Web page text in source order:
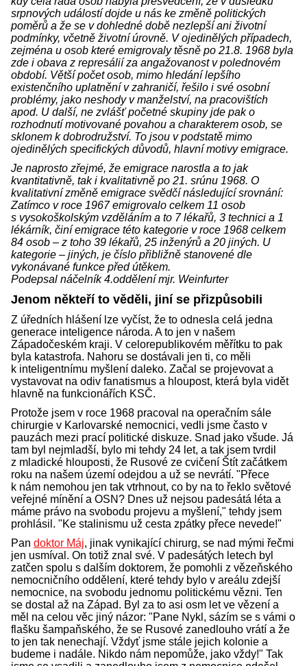
srpnových událostí dojde u nás ke změně politických
poměrů a že se v dohledné době nezlepší ani životní
podmínky, včetně životní úrovně. V ojedinělých případech,
zejména u osob které emigrovaly těsně po 21.8. 1968 byla
zde i obava z represálií za angažovanost v polednovém
období. Větší počet osob, mimo hledání lepšího
existenčního uplatnění v zahraničí, řešilo i své osobní
problémy, jako neshody v manželství, na pracovištích
apod. U další, ne zvlášť početné skupiny jde pak o
rozhodnutí motivované povahou a charakterem osob, se
sklonem k dobrodružství. To jsou v podstatě mimo
ojedinělých specifických důvodů, hlavní motivy emigrace.
Je naprosto zřejmé, že emigrace narostla a to jak
kvantitativně, tak i kvalitativně po 21. srúnu 1968. O
kvalitativní změně emigrace svědčí následující srovnání:
Zatímco v roce 1967 emigrovalo celkem 11 osob
s vysokoškolským vzděláním a to 7 lékařů, 3 technici a 1
lékárník, činí emigrace této kategorie v roce 1968 celkem
84 osob – z toho 39 lékařů, 25 inženýrů a 20 jiných. U
kategorie – jiných, je číslo přibližně stanovené dle
vykonávané funkce před útěkem.
Podepsal náčelník 4.oddělení mjr. Weinfurter
Jenom někteří to věděli, jiní se přizpůsobili
Z úředních hlášení lze vyčíst, že to odnesla celá jedna
generace inteligence národa. A to jen v našem
Západočeském kraji. V celorepublikovém měřítku to pak
byla katastrofa. Nahoru se dostávali jen ti, co měli
k inteligentnímu myšlení daleko. Začal se projevovat a
vystavovat na odiv fanatismus a hloupost, která byla vidět
hlavně na funkcionářích KSČ.
Protože jsem v roce 1968 pracoval na operačním sále
chirurgie v Karlovarské nemocnici, vedli jsme často v
pauzách mezi prací politické diskuze. Snad jako všude. Já
tam byl nejmladší, bylo mi tehdy 24 let, a tak jsem tvrdil
z mladické hlouposti, že Rusové ze cvičení Štít začátkem
roku na našem území odejdou a už se nevrátí. "Přece
k nám nemohou jen tak vtrhnout, co by na to řeklo světové
veřejné mínění a OSN? Dnes už nejsou padesátá léta a
máme právo na svobodu projevu a myšlení," tehdy jsem
prohlásil. "Ke stalinismu už cesta zpátky přece nevede!"
Pan doktor Máj, jinak vynikající chirurg, se nad mými řečmi
jen usmíval. On totiž znal své. V padesátých letech byl
zatčen spolu s dalším doktorem, že pomohli z vězeňského
nemocničního oddělení, které tehdy bylo v areálu zdejší
nemocnice, na svobodu jednomu politickému vězni. Ten
se dostal až na Západ. Byl za to asi osm let ve vězení a
měl na celou věc jiný názor: "Pane Nykl, sázím se s vámi o
flašku šampaňského, že se Rusové zanedlouho vrátí a že
to jen tak nenechají. Vždyť jsme stále jejich kolonie a
budeme i nadále. Nikdo nám nepomůže, jako vždy!" Tak